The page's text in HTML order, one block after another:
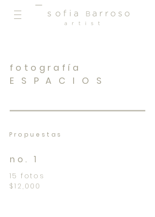
fotografía
E S P A C I O S
Propuestas
15 fotos
$12,000
no. 1